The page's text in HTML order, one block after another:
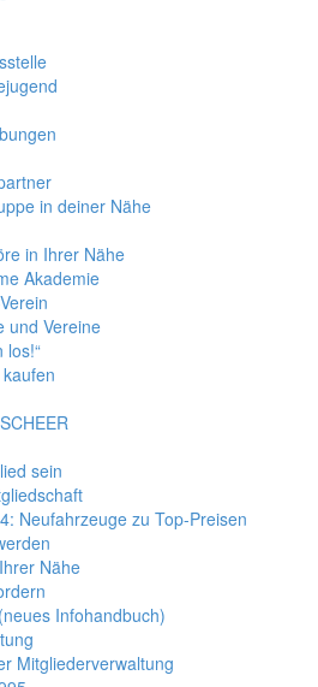
in deiner Nähe
in Ihrer Nähe
Akademie
und Vereine
los!“
sein
Neufahrzeuge zu Top-Preisen
Nähe
Infohandbuch)
Mitgliederverwaltung